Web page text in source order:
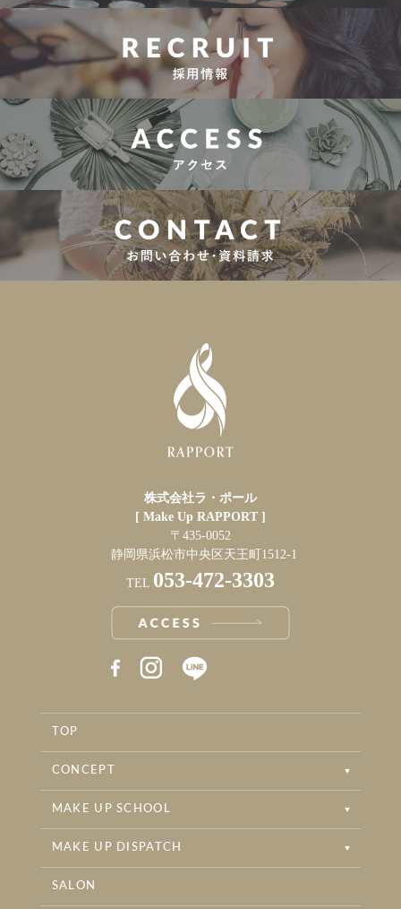
株式会社ラ・ポール
[ Make Up RAPPORT ]
〒435-0052
静岡県浜松市中央区天王町1512-1
TEL 053-472-3303
RAPPORT BEAUTYSALON INSTAGRAM
TOP
CONCEPT
MAKE UP SCHOOL
MAKE UP DISPATCH
SALON